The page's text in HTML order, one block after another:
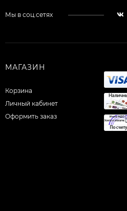
Мы в соц.сетях
МАГАЗИН
Корзина
Личный кабинет
Оформить заказ